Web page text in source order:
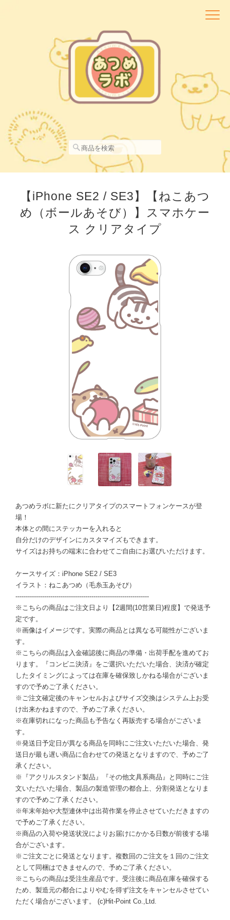
【iPhone SE2 / SE3】【ねこあつ
め（ボールあそび）】スマホケー
ス クリアタイプ
あつめラボに新たにクリアタイプのスマートフォンケースが登
場！
本体との間にステッカーを入れると
自分だけのデザインにカスタマイズもできます。
サイズはお持ちの端末に合わせてご自由にお選びいただけます。
ケースサイズ：iPhone SE2 / SE3
イラスト：ねこあつめ（毛糸玉あそび）
-----------------------------------------------------------------
※こちらの商品はご注文日より【2週間(10営業日)程度】で発送予
定です。
※画像はイメージです。実際の商品とは異なる可能性がございま
す。
※こちらの商品は入金確認後に商品の準備・出荷手配を進めてお
ります。『コンビニ決済』をご選択いただいた場合、決済が確定
したタイミングによっては在庫を確保致しかねる場合がございま
すので予めご了承ください。
※ご注文確定後のキャンセルおよびサイズ交換はシステム上お受
け出来かねますので、予めご了承ください。
※在庫切れになった商品も予告なく再販売する場合がございま
す。
※発送日予定日が異なる商品を同時にご注文いただいた場合、発
送日が最も遅い商品に合わせての発送となりますので、予めご了
承ください。
※『アクリルスタンド製品』『その他文具系商品』と同時にご注
文いただいた場合、製品の製造管理の都合上、分割発送となりま
すので予めご了承ください。
※年末年始や大型連休中は出荷作業を停止させていただきますの
で予めご了承ください。
※商品の入荷や発送状況によりお届けにかかる日数が前後する場
合がございます。
※ご注文ごとに発送となります。複数回のご注文を１回のご注文
として同梱はできませんので、予めご了承ください。
※こちらの商品は受注生産品です。受注後に商品在庫を確保する
ため、製造元の都合によりやむを得ず注文をキャンセルさせてい
ただく場合がございます。 (c)Hit-Point Co.,Ltd.